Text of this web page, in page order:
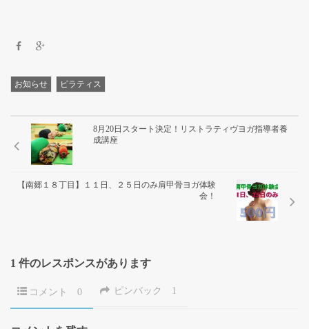
お知らせ ピラティス
8月20日スタート決定！リストラティヴヨガ指導者養
成講座
【南郷１８丁目】１１日、２５日のみ肩甲骨ヨガ体験
会！
1 件のレスポンスがあります
コメント 0 ピンバック 1